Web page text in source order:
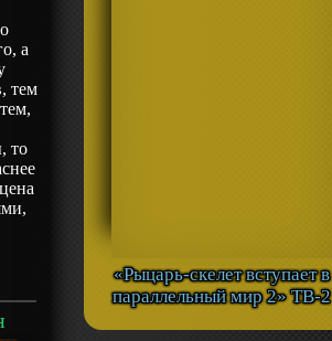
а
тем
то
«Рыцарь-скелет вступает в
параллельный мир 2» ТВ-2